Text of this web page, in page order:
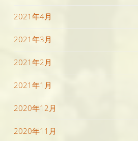
2021年4月
2021年3月
2021年2月
2021年1月
2020年12月
2020年11月